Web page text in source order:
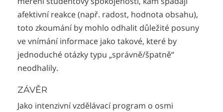
afektivní reakce (např. radost, hodnota obsahu),
toto zkoumání by mohlo odhalit důležité posuny
ve vnímání informace jako takové, které by
jednoduché otázky typu „správně/špatně“
neodhalily.
ZÁVĚR
Jako intenzivní vzdělávací program o osmi